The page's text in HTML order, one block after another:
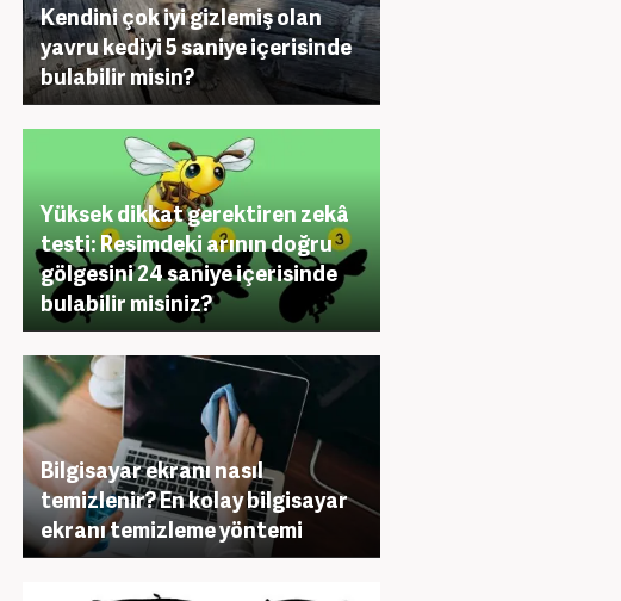
Kendini çok iyi gizlemiş olan
yavru kediyi 5 saniye içerisinde
bulabilir misin?
Yüksek dikkat gerektiren zekâ
testi: Resimdeki arının doğru
gölgesini 24 saniye içerisinde
bulabilir misiniz?
Bilgisayar ekranı nasıl
temizlenir? En kolay bilgisayar
ekranı temizleme yöntemi